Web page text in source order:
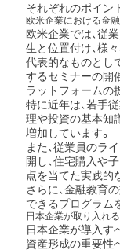
それぞれのポイン
欧米企業における金
欧米企業では、従
生と位置付け、様
代表的なものとし
するセミナーの開
ラットフォームの
特に近年は、若手
理や投資の基本知
増加しています。
また、従業員のラ
開し、住宅購入や
点を当てた実践的
さらに、金融教育
できるプログラム
日本企業が取り入れ
日本企業が導入す
資産形成の重要性